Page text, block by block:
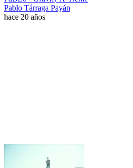
Pablo Tárraga Payán
hace 20 años